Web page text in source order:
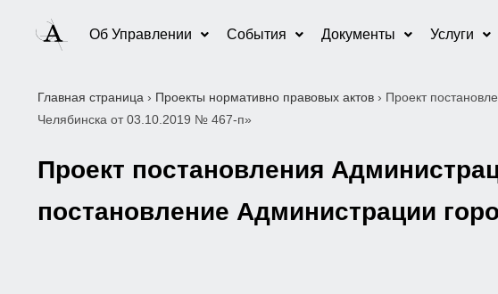
Об Управлении События Документы Услуги
Главная страница › Проекты нормативно правовых актов › Проект
Челябинска от 03.10.2019 № 467-п»
Проект постановления
постановление Администрации